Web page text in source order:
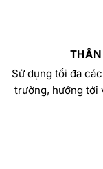
Sử dụng tối đa
trường, hướng tới